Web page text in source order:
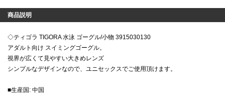
商品説明
◇ティゴラ TIGORA 水泳 ゴーグル/小物 3915030130
アダルト向け スイミングゴーグル。
視界が広くて見やすい大きめレンズ
シンプルなデザインなので、ユニセックスでご使用頂けます。
■生産国: 中国